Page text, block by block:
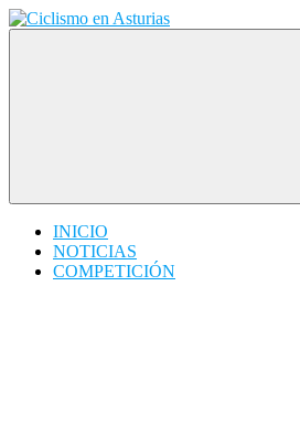
Saltar
contenido
INICIO
NOTICIAS
COMPETICIÓN